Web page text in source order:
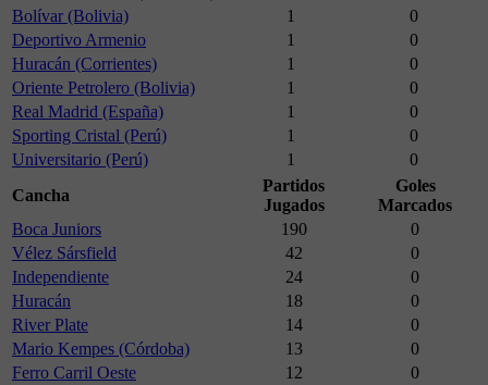
Bolívar (Bolivia)
1
0
Deportivo Armenio
1
0
Huracán (Corrientes)
1
0
Oriente Petrolero (Bolivia)
1
0
Real Madrid (España)
1
0
Sporting Cristal (Perú)
1
0
Universitario (Perú)
1
0
Cancha
Partidos
Jugados
Goles
Marcados
Boca Juniors
190
0
Vélez Sársfield
42
0
Independiente
24
0
Huracán
18
0
River Plate
14
0
Mario Kempes (Córdoba)
13
0
Ferro Carril Oeste
12
0